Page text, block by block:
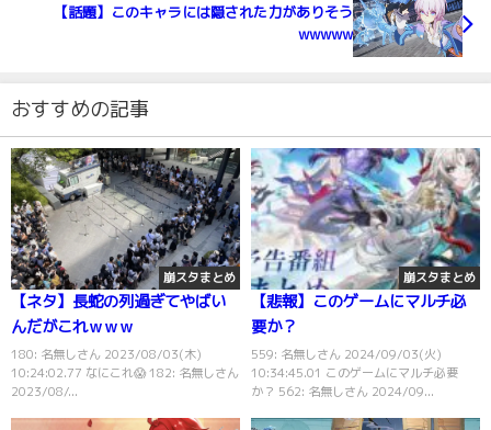
【話題】このキャラには隠された力がありそう
wwwww
おすすめの記事
崩スタまとめ
【ネタ】長蛇の列過ぎてやばい
んだがこれｗｗｗ
180: 名無しさん 2023/08/03(木)
10:24:02.77 なにこれ😱 182: 名無しさん
2023/08/...
崩スタまとめ
【悲報】このゲームにマルチ必
要か？
559: 名無しさん 2024/09/03(火)
10:34:45.01 このゲームにマルチ必要
か？ 562: 名無しさん 2024/09...